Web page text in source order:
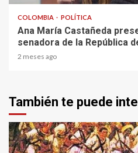
COLOMBIA POLÍTICA
Ana María Castañeda
senadora de la República
2 meses ago
También te puede